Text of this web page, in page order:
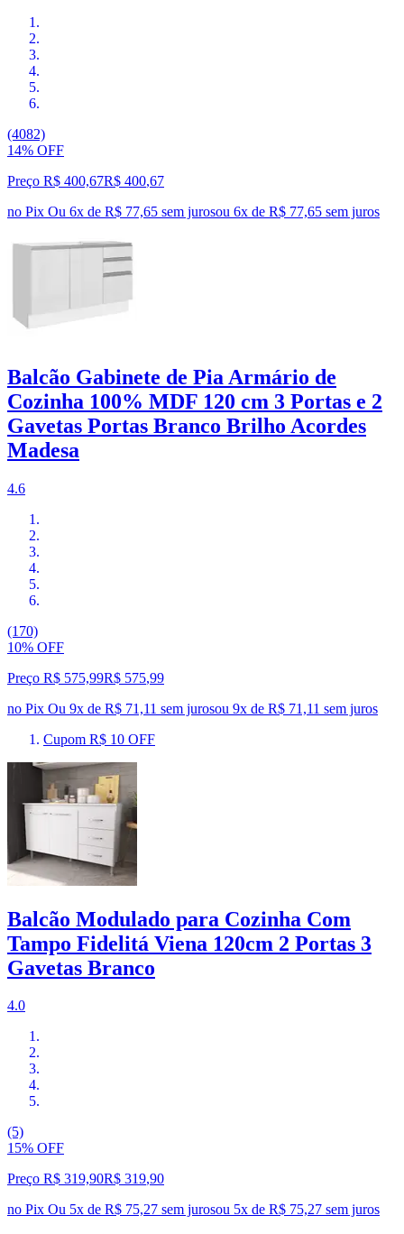
(4082)
14% OFF
Preço R$ 400,67R$ 400,67
no Pix Ou 6x de R$ 77,65 sem jurosou 6x de R$ 77,65 sem juros
Balcão Gabinete de Pia Armário de
Cozinha 100% MDF 120 cm 3 Portas e 2
Gavetas Portas Branco Brilho Acordes
Madesa
4.6
(170)
10% OFF
Preço R$ 575,99R$ 575,99
no Pix Ou 9x de R$ 71,11 sem jurosou 9x de R$ 71,11 sem juros
Cupom R$ 10 OFF
Balcão Modulado para Cozinha Com
Tampo Fidelitá Viena 120cm 2 Portas 3
Gavetas Branco
4.0
(5)
15% OFF
Preço R$ 319,90R$ 319,90
no Pix Ou 5x de R$ 75,27 sem jurosou 5x de R$ 75,27 sem juros